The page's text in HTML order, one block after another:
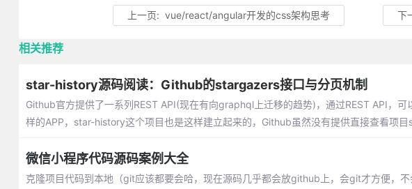
上一页: vue/react/angular开发的css架构思考 下
相关推荐
star-history源码阅读：Github的stargazers接口与分页机制
Github官方提供了一系列REST API(现在有向graphql上迁移的趋势)，通过REST API，
样的APP，star-history这个项目也是这样建立起来的，Github虽然没有提供直接查看项
微信小程序代码源码案例大全
克隆项目代码到本地（git应该都要会哈，现在源码几乎都会放github上，会git才方便，